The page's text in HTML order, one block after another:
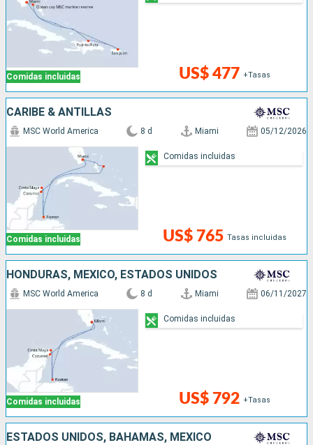
Comidas incluidas US$ 477 +Tasas
CARIBE & ANTILLAS
Comidas incluidas
MSC World America 8 d Miami 05/12/2026
US$ 765 Tasas incluidas
Comidas incluidas
HONDURAS, MÉXICO, ESTADOS UNIDOS
Comidas incluidas
MSC World America 8 d Miami 06/11/2027
US$ 792 +Tasas
Comidas incluidas
ESTADOS UNIDOS, BAHAMAS, MÉXICO